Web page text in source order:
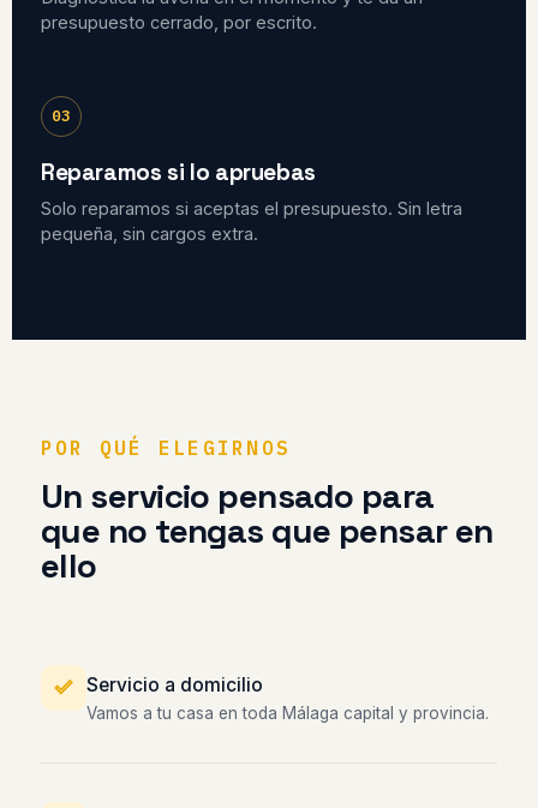
presupuesto cerrado, por escrito.
03
Reparamos si lo apruebas
Solo reparamos si aceptas el presupuesto. Sin letra
pequeña, sin cargos extra.
POR QUÉ ELEGIRNOS
Un servicio pensado para
que no tengas que pensar en
ello
Servicio a domicilio
Vamos a tu casa en toda Málaga capital y provincia.